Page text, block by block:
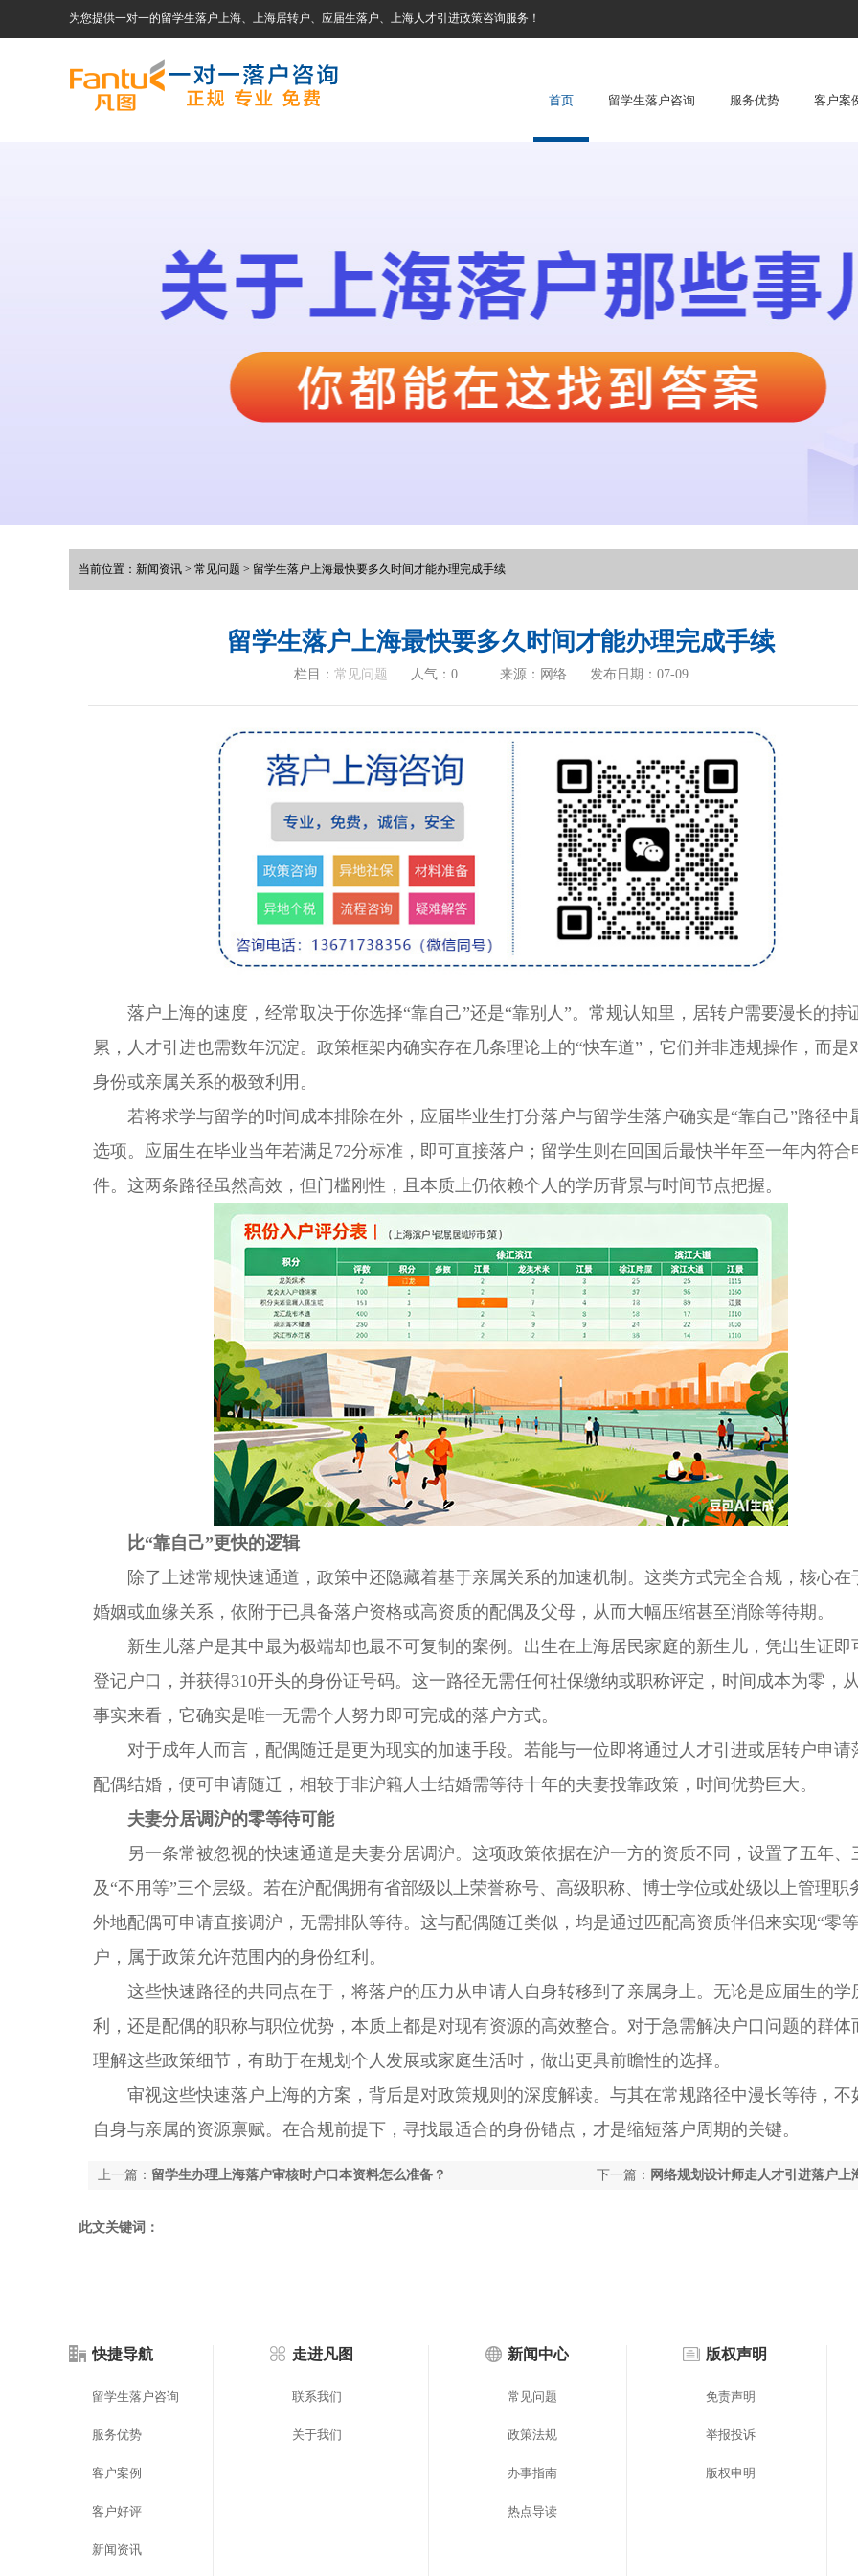
为您提供一对一的留学生落户上海、上海居转户、应届生落户、上海人才引进政策咨询服务！
首页 留学生落户咨询 服务优势 客户案
当前位置： 新闻资讯 > 常见问题 > 留学生落户上海最快要多久时间才能办理完成手续
留学生落户上海最快要多久时间才能办理完成手续
栏目： 常见问题 人气： 0 来源：网络 发布日期：07-09
落户上海的速度，经常取决于你选择“靠自己”还是“靠别人”。常规认知里，居转户需要漫长的持
累，人才引进也需数年沉淀。政策框架内确实存在几条理论上的“快车道”，它们并非违规操作，而是
身份或亲属关系的极致利用。
若将求学与留学的时间成本排除在外，应届毕业生打分落户与留学生落户确实是“靠自己”路径中
选项。应届生在毕业当年若满足72分标准，即可直接落户；留学生则在回国后最快半年至一年内符合
件。这两条路径虽然高效，但门槛刚性，且本质上仍依赖个人的学历背景与时间节点把握。
比“靠自己”更快的逻辑
除了上述常规快速通道，政策中还隐藏着基于亲属关系的加速机制。这类方式完全合规，核心在
婚姻或血缘关系，依附于已具备落户资格或高资质的配偶及父母，从而大幅压缩甚至消除等待期。
新生儿落户是其中最为极端却也最不可复制的案例。出生在上海居民家庭的新生儿，凭出生证即
登记户口，并获得310开头的身份证号码。这一路径无需任何社保缴纳或职称评定，时间成本为零，
事实来看，它确实是唯一无需个人努力即可完成的落户方式。
对于成年人而言，配偶随迁是更为现实的加速手段。若能与一位即将通过人才引进或居转户申请
配偶结婚，便可申请随迁，相较于非沪籍人士结婚需等待十年的夫妻投靠政策，时间优势巨大。
夫妻分居调沪的零等待可能
另一条常被忽视的快速通道是夫妻分居调沪。这项政策依据在沪一方的资质不同，设置了五年、
及“不用等”三个层级。若在沪配偶拥有省部级以上荣誉称号、高级职称、博士学位或处级以上管理职
外地配偶可申请直接调沪，无需排队等待。这与配偶随迁类似，均是通过匹配高资质伴侣来实现“零
户，属于政策允许范围内的身份红利。
这些快速路径的共同点在于，将落户的压力从申请人自身转移到了亲属身上。无论是应届生的学
利，还是配偶的职称与职位优势，本质上都是对现有资源的高效整合。对于急需解决户口问题的群体
理解这些政策细节，有助于在规划个人发展或家庭生活时，做出更具前瞻性的选择。
审视这些快速落户上海的方案，背后是对政策规则的深度解读。与其在常规路径中漫长等待，不
自身与亲属的资源禀赋。在合规前提下，寻找最适合的身份锚点，才是缩短落户周期的关键。
下一篇： 网络规划设计师走人才引进落户上
上一篇： 留学生办理上海落户审核时户口本资料怎么准备？
此文关键词：
快捷导航
留学生落户咨询
服务优势
客户案例
客户好评
新闻资讯
走进凡图
联系我们
关于我们
新闻中心
常见问题
政策法规
办事指南
热点导读
版权声明
免责声明
举报投诉
版权申明